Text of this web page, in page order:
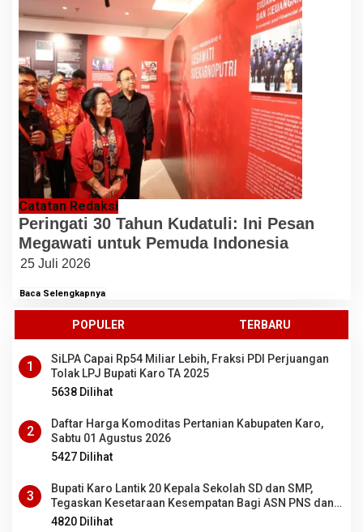
Catatan Redaksi
Peringati 30 Tahun Kudatuli: Ini Pesan
Megawati untuk Pemuda Indonesia
25 Juli 2026
Baca Selengkapnya
POPULER TERBARU
1
SiLPA Capai Rp54 Miliar Lebih, Fraksi PDI Perjuangan
Tolak LPJ Bupati Karo TA 2025
5638 Dilihat
2
Daftar Harga Komoditas Pertanian Kabupaten Karo,
Sabtu 01 Agustus 2026
5427 Dilihat
3
Bupati Karo Lantik 20 Kepala Sekolah SD dan SMP,
Tegaskan Kesetaraan Kesempatan Bagi ASN PNS dan
PPPK
4820 Dilihat